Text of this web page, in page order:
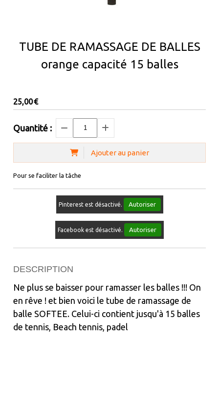
TUBE DE RAMASSAGE DE BALLES
orange capacité 15 balles
25,00€
Quantité :
Ajouter au panier
Pour se faciliter la tâche
Pinterest est désactivé. Autoriser
Facebook est désactivé. Autoriser
DESCRIPTION
Ne plus se baisser pour ramasser les balles !!! On
en rêve ! et bien voici le tube de ramassage de
balle SOFTEE. Celui-ci contient jusqu'à 15 balles
de tennis, Beach tennis, padel